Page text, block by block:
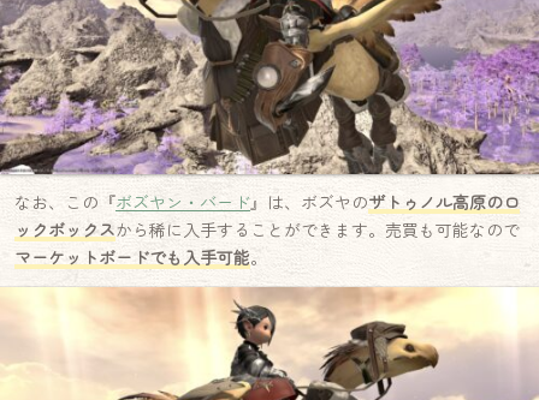
なお、この『ボズヤン・バード』は、ボズヤのザトゥノル高原のロ
ックボックスから稀に入手することができます。売買も可能なので
マーケットボードでも入手可能。